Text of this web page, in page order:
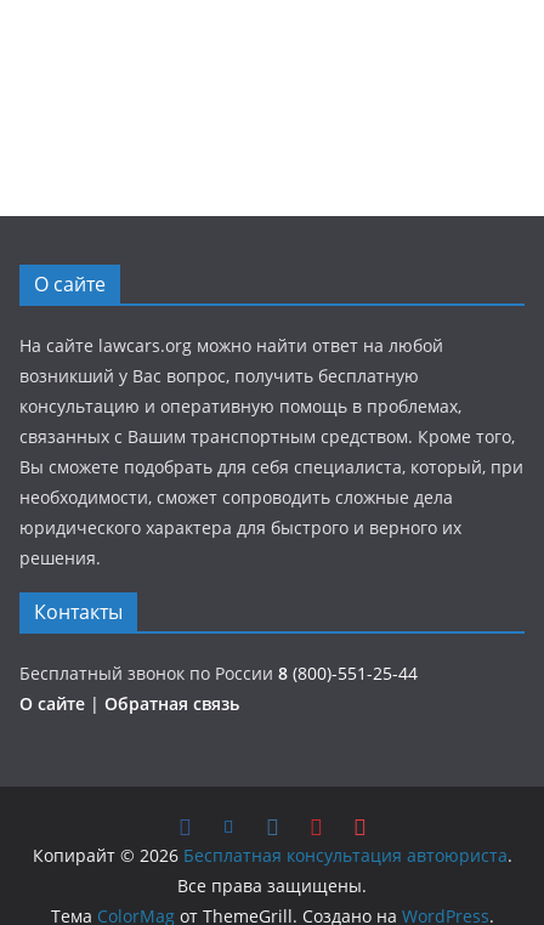
О сайте
На сайте lawcars.org можно найти ответ на любой
возникший у Вас вопрос, получить бесплатную
консультацию и оперативную помощь в проблемах,
связанных с Вашим транспортным средством. Кроме того,
Вы сможете подобрать для себя специалиста, который, при
необходимости, сможет сопроводить сложные дела
юридического характера для быстрого и верного их
решения.
Контакты
Бесплатный звонок по России 8 (800)-551-25-44
О сайте | Обратная связь
Копирайт © 2026 Бесплатная консультация автоюриста.
Все права защищены.
Тема ColorMagот ThemeGrill. Создано на WordPress.